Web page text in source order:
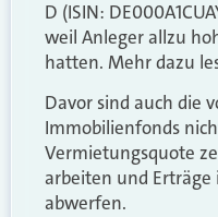
D (ISIN:
weil Anleger allzu
hatten. Mehr dazu
Davor sind auch die
Immobilienfonds
Vermietungsquote
arbeiten und
abwerfen.